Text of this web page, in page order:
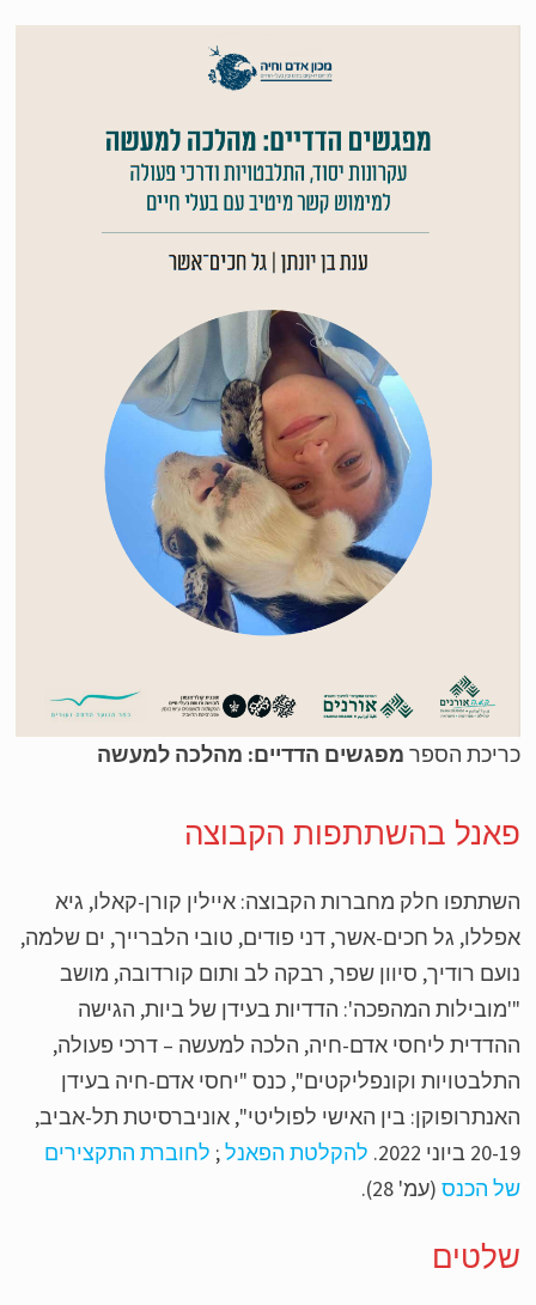
הספרמפגשים הדדיים: מהלכה למעשה
בהשתתפות הקבוצה
חלק מחברות הקבוצה: איילין קורן-קאלו, גיא
גל חכים-אשר, דני פודים, טובי הלברייך, ים שלמה,
רודיך, סיוון שפר, רבקה לב ותום קורדובה, מושב
המהפכה': הדדיות בעידן של ביות, הגישה
ליחסי אדם-חיה, הלכה למעשה – דרכי פעולה,
וקונפליקטים", כנס "יחסי אדם-חיה בעידן
בין האישי לפוליטי", אוניברסיטת תל-אביב,
ביוני 2022.
להקלטת הפאנל;לחוברת התקצירים
הכנס(עמ' 28).